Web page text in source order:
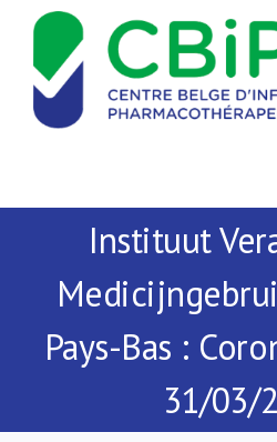
Passer
contenu
Actualités
Publications
Instituut
Pays-Bas :
31/03/